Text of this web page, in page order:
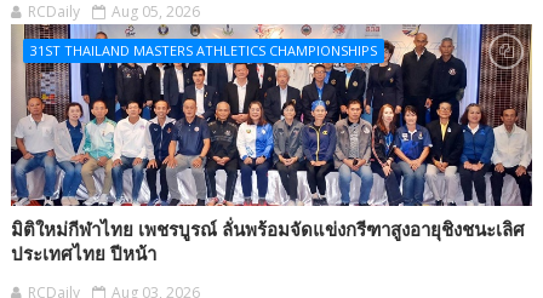
RCDaily Aug 05, 2026
31ST THAILAND MASTERS ATHLETICS CHAMPIONSHIPS
มิติใหม่กีฬาไทย เพชรบูรณ์ ลั่นพร้อมจัดแข่งกรีฑาสูงอายุชิงชนะเลิศ
ประเทศไทย ปีหน้า
RCDaily Aug 03, 2026